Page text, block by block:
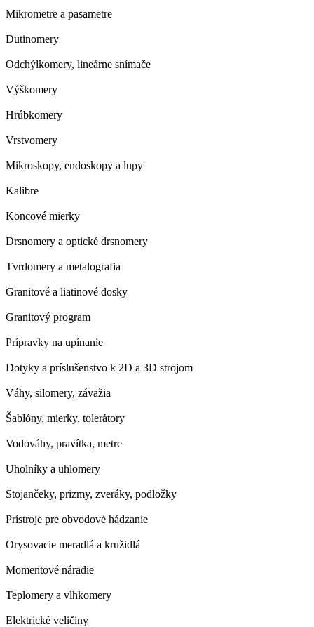
Mikrometre a pasametre
Dutinomery
Odchýlkomery, lineárne snímače
Výškomery
Hrúbkomery
Vrstvomery
Mikroskopy, endoskopy a lupy
Kalibre
Koncové mierky
Drsnomery a optické drsnomery
Tvrdomery a metalografia
Granitové a liatinové dosky
Granitový program
Prípravky na upínanie
Dotyky a príslušenstvo k 2D a 3D strojom
Váhy, silomery, závažia
Šablóny, mierky, tolerátory
Vodováhy, pravítka, metre
Uholníky a uhlomery
Stojančeky, prizmy, zveráky, podložky
Prístroje pre obvodové hádzanie
Orysovacie meradlá a kružidlá
Momentové náradie
Teplomery a vlhkomery
Elektrické veličiny